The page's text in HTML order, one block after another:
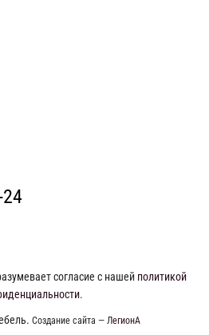
согласие с нашей политикой
.
Создание сайта — ЛегионА